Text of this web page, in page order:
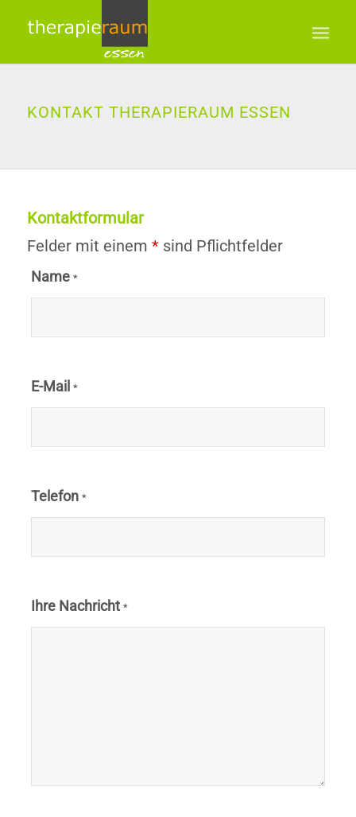
KONTAKT THERAPIERAUM ESSEN
Kontaktformular
Felder mit einem *sind Pflichtfelder
Name *
E-Mail *
Telefon *
Ihre Nachricht *